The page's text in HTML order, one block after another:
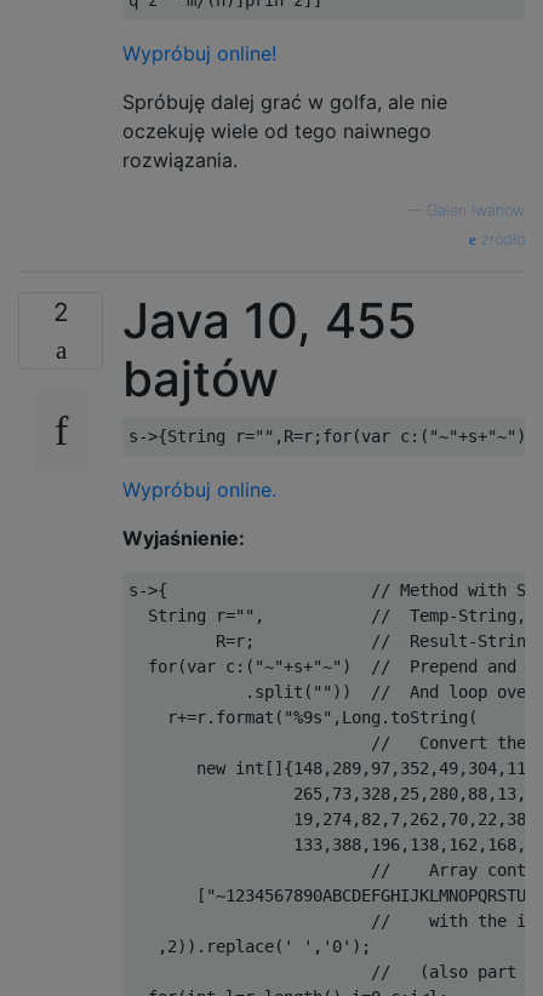
Wypróbuj online!
Spróbuję dalej grać w golfa, ale nie
oczekuję wiele od tego naiwnego
rozwiązania.
Galen Iwanow
źródło
2
Java 10, 455
bajtów
s->{String r="" , R=r; for(var c :( "~"+s+"~" ).
Wypróbuj online.
Wyjaśnienie:
s->{
// Method with
String r="" ,
//  Temp-String,
         R
=r;
//  Result-
for(var c :( "~"+s+"~" )
//  Prepend and
. split ( "" ))
//  And loop over
    r
+=r. format ( "%9s" , Long . toString (
//   Convert the
new int []{148, 289, 97, 352 ,49, 304, 112
265, 73, 328, 25, 280, 88, 13,
19, 274, 82 , 7, 262 , 70, 22 , 385
133, 388, 196, 138, 162 , 168,
//    Array
[
//    with the
, 2)). replace( ' ' , '0' );
//   (also part of